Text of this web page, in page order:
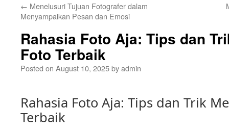
← Menelusuri Tujuan Fotografer dalam
Menyampaikan Pesan dan Emosi
Rahasia Foto Aja: Tips dan
Foto Terbaik
Posted on August 10, 2025byadmin
Rahasia Foto Aja: Tips dan Trik
Terbaik